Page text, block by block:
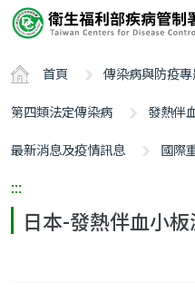
要
容
ALT+C
首頁 傳染病與防疫
第四類法定傳染病
發熱伴
最新消息及疫情訊息
國際
:::
日本-發熱伴血小